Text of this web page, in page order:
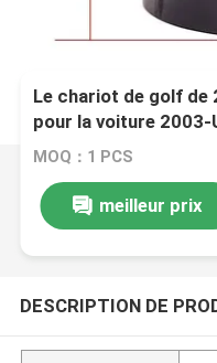
Le chariot de golf de
pour la voiture 2003-
plastique 102353201
MOQ：1 PCS
meilleur prix
DESCRIPTION DE